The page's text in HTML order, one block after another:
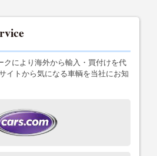
クにより海外から輸入・買付けを代
イトから気になる車輌を当社にお知